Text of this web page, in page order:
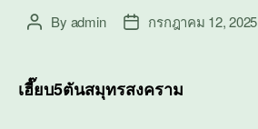
PostBy admin
Postกรกฎาคม 12, 2025
เฮี๊ยบ5ตันสมุทรสงคราม